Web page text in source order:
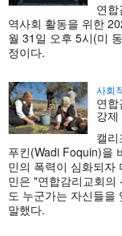
연
역사회 활동을 위한
월 31일 오후 5시(미
정이다.
사회
연
강
캘
푸킨(Wadi Foquin)을
민의 폭력이 심화되자
민은 "연합감리교회의
도 누군가는 자신들을
말했다.